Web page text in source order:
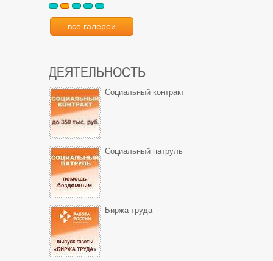
все галереи
ДЕЯТЕЛЬНОСТЬ
Социальный контракт
Социальный патруль
Биржа труда